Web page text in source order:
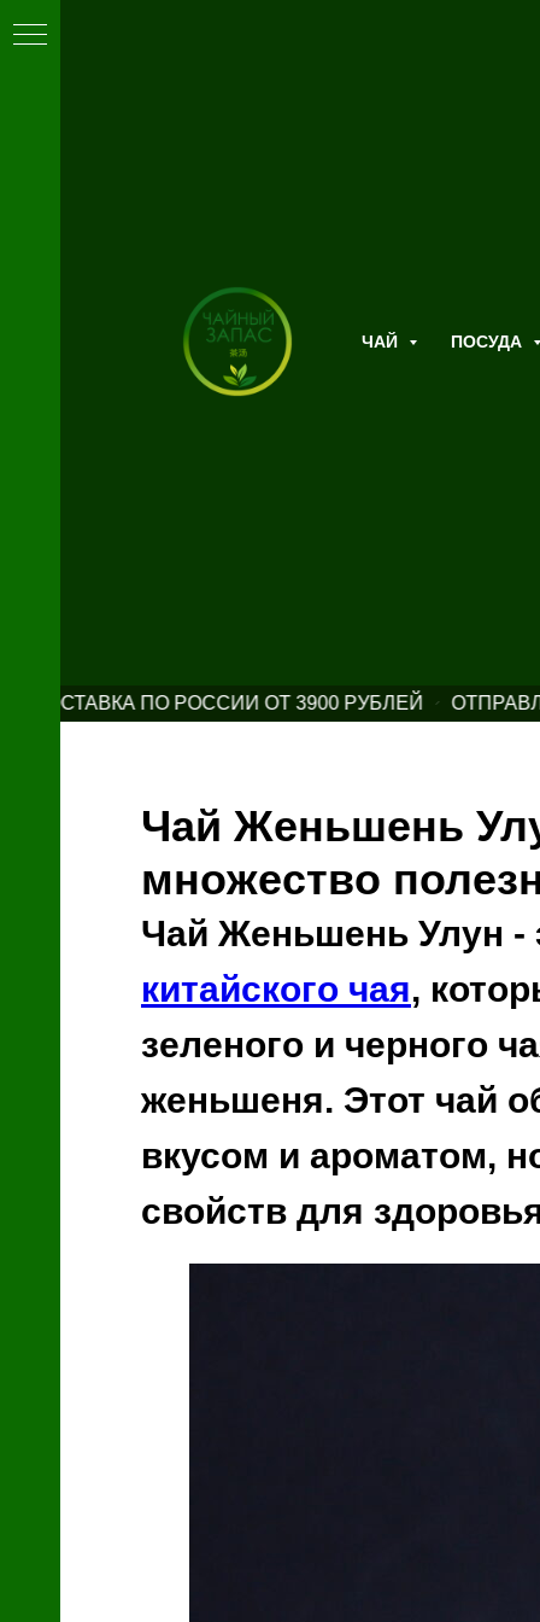
ЧАЙ ПОСУДА
ПО РОССИИ ОТ 3900 РУБЛЕЙ
Чай Женьшень
множество
Чай Женьшень Улун -
китайского чая,
зеленого и черного
женьшеня. Этот чай
вкусом и ароматом,
свойств для